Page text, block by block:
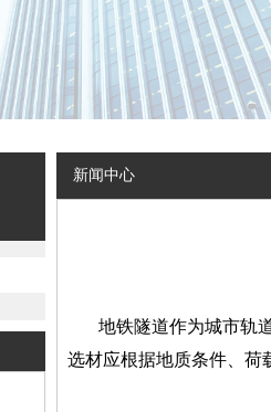
新闻中心
地铁隧道作为城市轨
选材应根据地质条件、荷